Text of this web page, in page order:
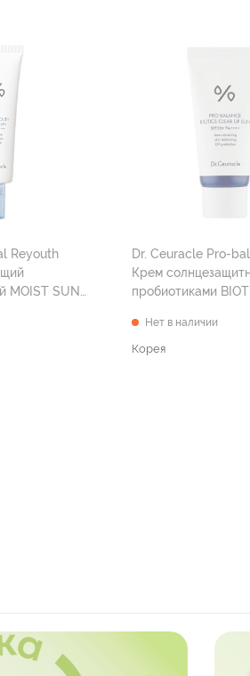
Reyouth
MOIST SUN
Dr. Ceuracle Pro-
Крем
пробиотиками
Нет в наличии
Корея